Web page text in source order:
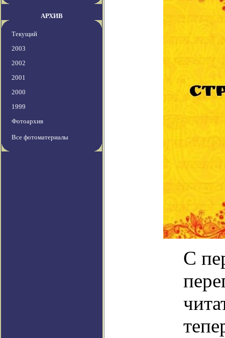
АРХИВ
Текущий
2003
2002
2001
2000
1999
Фотоархив
Все фотоматериалы
С